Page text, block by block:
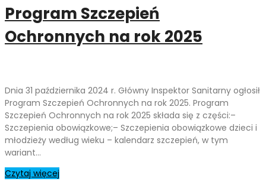
Program Szczepień
Ochronnych na rok 2025
Dnia 31 października 2024 r. Główny Inspektor Sanitarny ogłosił
Program Szczepień Ochronnych na rok 2025. Program
Szczepień Ochronnych na rok 2025 składa się z części:–
Szczepienia obowiązkowe;– Szczepienia obowiązkowe dzieci i
młodzieży według wieku – kalendarz szczepień, w tym
wariant…
Czytaj więcej